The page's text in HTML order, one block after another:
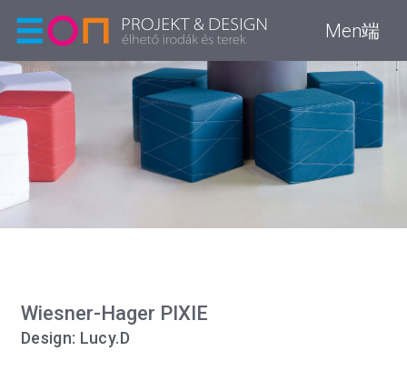
Men端
Wiesner-Hager PIXIE
Design: Lucy.D